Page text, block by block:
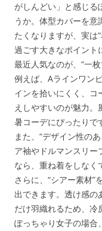
がしんどい」と感じる
うか。体型カバーを
たくなりますが、実は
過ごす大きなポイント
最近人気なのが、“一
例えば、Aラインワン
インを拾いにくく、コ
えしやすいのが魅力
暑コーデにぴったりで
また、“デザイン性の
ア袖やドルマンスリー
なら、重ね着をしなく
さらに、“シアー素材
出できます。透け感の
だけ羽織れるため、冷
ぽっちゃり女子の場合